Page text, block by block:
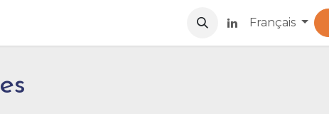
Français